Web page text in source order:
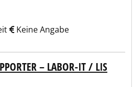
Keine Angabe
– LABOR-IT / LIS